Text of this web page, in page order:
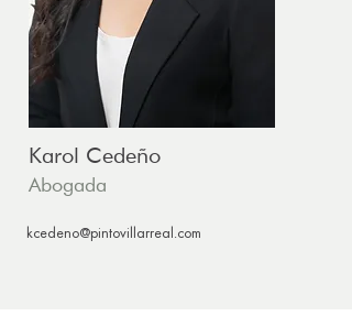
Karol Cedeño
Abogada
kcedeno@pintovillarreal.com